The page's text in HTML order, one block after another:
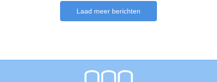
Laad meer berichten